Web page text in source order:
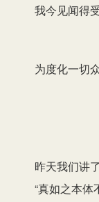
我今见闻得
为度化一切
昨天我们讲
“真如之本体